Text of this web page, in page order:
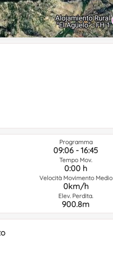
Programma
09:06 - 16:45
Tempo Mov.
0:00 h
Velocità Movimento Medio
0km/h
Elev. Perdita.
900.8m